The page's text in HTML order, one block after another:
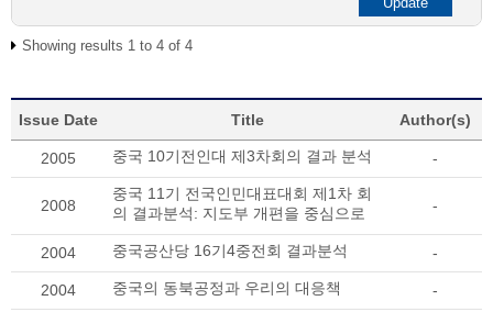
Showing results 1 to 4 of 4
Issue Date Title Author(s)
2005 중국 10기전인대 제3차회의 결과 분석 -
2008
중국 11기 전국인민대표대회 제1차 회
의 결과분석: 지도부 개편을 중심으로
-
2004 중국공산당 16기4중전회 결과분석 -
2004 중국의 동북공정과 우리의 대응책 -